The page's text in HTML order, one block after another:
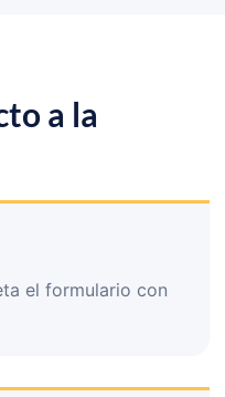
a la
el formulario con